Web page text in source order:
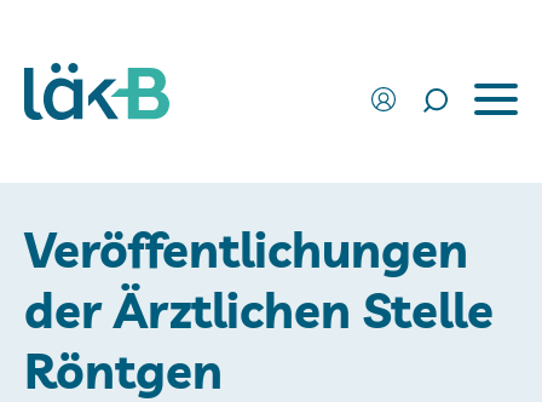
Veröffentlichungen
der Ärztlichen Stelle
Röntgen